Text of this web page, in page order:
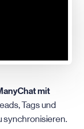
mit
Tags und
synchronisieren.